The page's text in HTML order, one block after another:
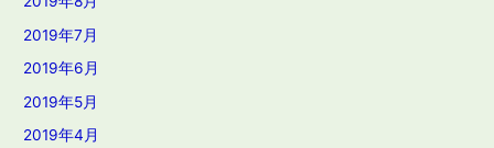
2019年7月
2019年6月
2019年5月
2019年4月